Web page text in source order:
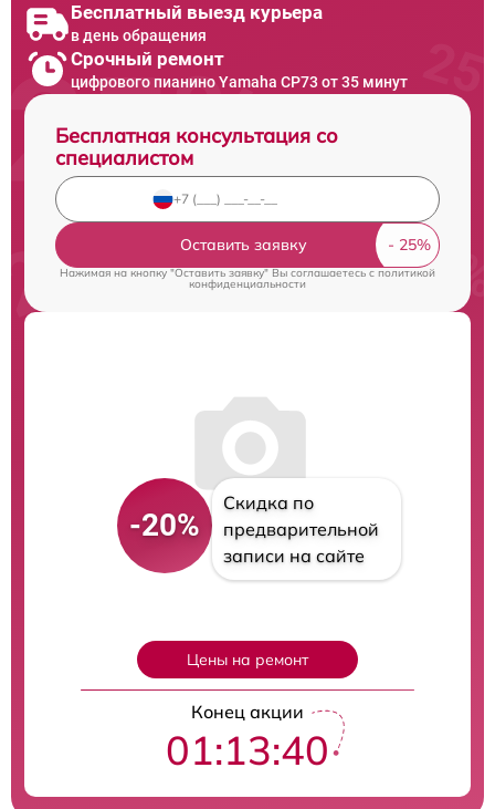
Бесплатный выезд курьера
в день обращения
Срочный ремонт
цифрового пианино Yamaha CP73 от 35 минут
Бесплатная консультация со
специалистом
Оставить заявку
Нажимая на кнопку "Оставить заявку" Вы соглашаетесь cполитикой
конфиденциальности
-20%
Скидка по
предварительной
записи на сайте
Цены на ремонт
Конец акции
01:13:39